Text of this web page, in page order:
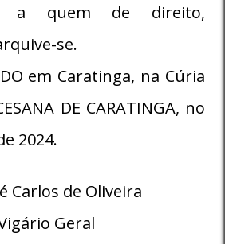
SE a quem de direito,
se.
em Caratinga, na Cúria
DE CARATINGA, no
2024.
Carlos de Oliveira
Geral